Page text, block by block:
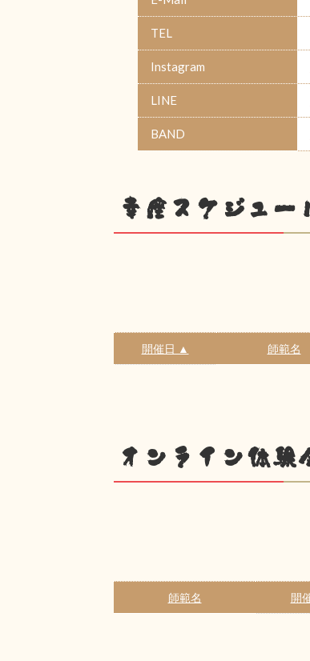
TEL
Instagram
LINE
BAND
幸座スケジュー
開催日 ▲ 師範名
オンライン体験
師範名 開